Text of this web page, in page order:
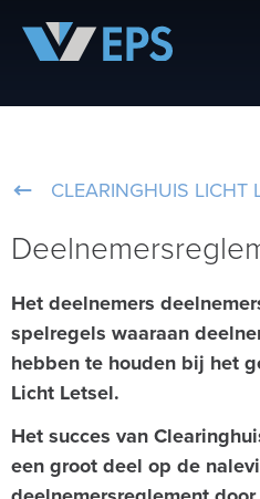
CLEARINGHUIS LICHT
Het deelnemers
spelregels waaraan
hebben te houden bij het
Licht Letsel.
Het succes van
een groot deel op de